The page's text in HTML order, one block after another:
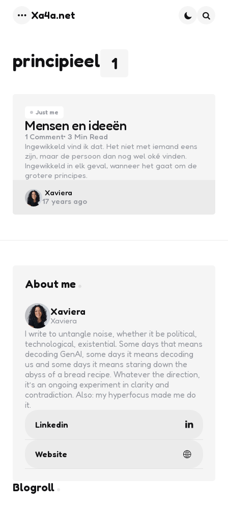
Xa4a.net
1
principieel
Just me
Mensen en ideeën
1 Comment 3 Min Read
Ingewikkeld vind ik dat. Het niet met iemand eens
zijn, maar de persoon dan nog wel oké vinden.
Ingewikkeld in elk geval, wanneer het gaat om de
grotere principes.
Posted
by
Xaviera
17 years ago
About me
Xaviera
Xaviera
I write to untangle noise, whether it be political,
technological, existential. Some days that means
decoding GenAI, some days it means decoding
us and some days it means staring down the
abyss of a bread recipe. Whatever the direction,
it’s an ongoing experiment in clarity and
contradiction. Also: my hyperfocus made me do
it.
Linkedin
Website
Blogroll